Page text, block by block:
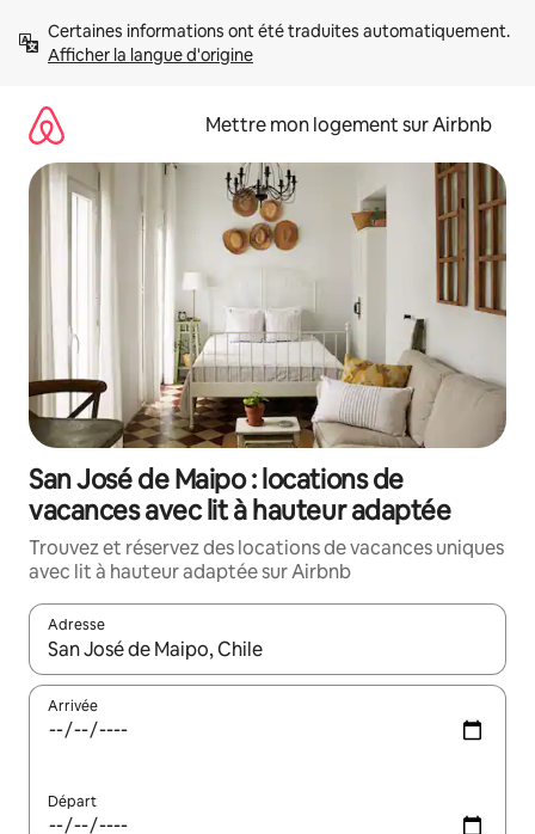
directement
Afficher la langue d'origine
Mettre mon logement sur Airbnb
San José de Maipo : locations de
vacances avec lit à hauteur adaptée
Trouvez et réservez des locations de vacances uniques
avec lit à hauteur adaptée sur Airbnb
Adresse
Lorsque les résultats s'affichent, utilisez les flèches vers le
Arrivée
Départ